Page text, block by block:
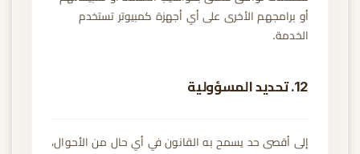
أو برامجهم الأخرى على أي أجهزة كمبيوتر تستخدم
الخدمة.
12. تحديد المسؤولية
إلى أقصى حد يسمح به القانون في أي حال من الأحوال،